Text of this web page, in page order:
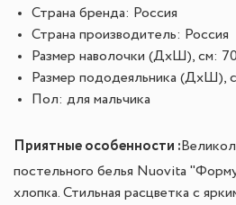
Страна бренда: Россия
Страна производитель: Россия
Размер наволочки (ДхШ), см:
Размер пододеяльника (ДхШ),
Пол: для мальчика
Приятные особенности :
постельного белья Nuovita
хлопка. Стильная расцветка с